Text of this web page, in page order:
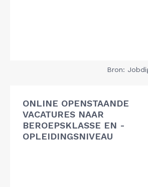
Bron:
ONLINE OPENSTAANDE
VACATURES NAAR
BEROEPSKLASSE EN -
OPLEIDINGSNIVEAU